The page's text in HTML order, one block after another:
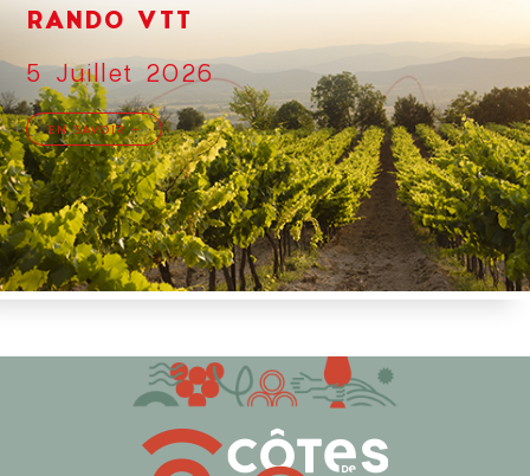
RANDO VTT
5 Juillet 2026
EN SAVOIR +